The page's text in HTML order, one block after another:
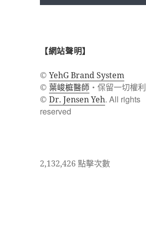
【網站聲明】
©YehG Brand System
©葉峻榳醫師 ・保留一切權利
©Dr. Jensen Yeh. All rights
reserved
2,132,426 點擊次數